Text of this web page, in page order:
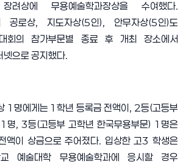
려상에 무용예술학과장상을 수여했다.
공로상, 지도자상(5인), 안무자상(5인)도
회의 참가부문별 종료 후 개최 장소에서
넷으로 공지했다.
1 명에게는 1학년 등록금 전액이 , 2등(고등부
명, 3등(고등부 고학년 한국무용부문) 1 명은
액이 상금으로 주어졌다. 입상한 고3 학생은
예술대학 무용예술학과에 응시할 경우